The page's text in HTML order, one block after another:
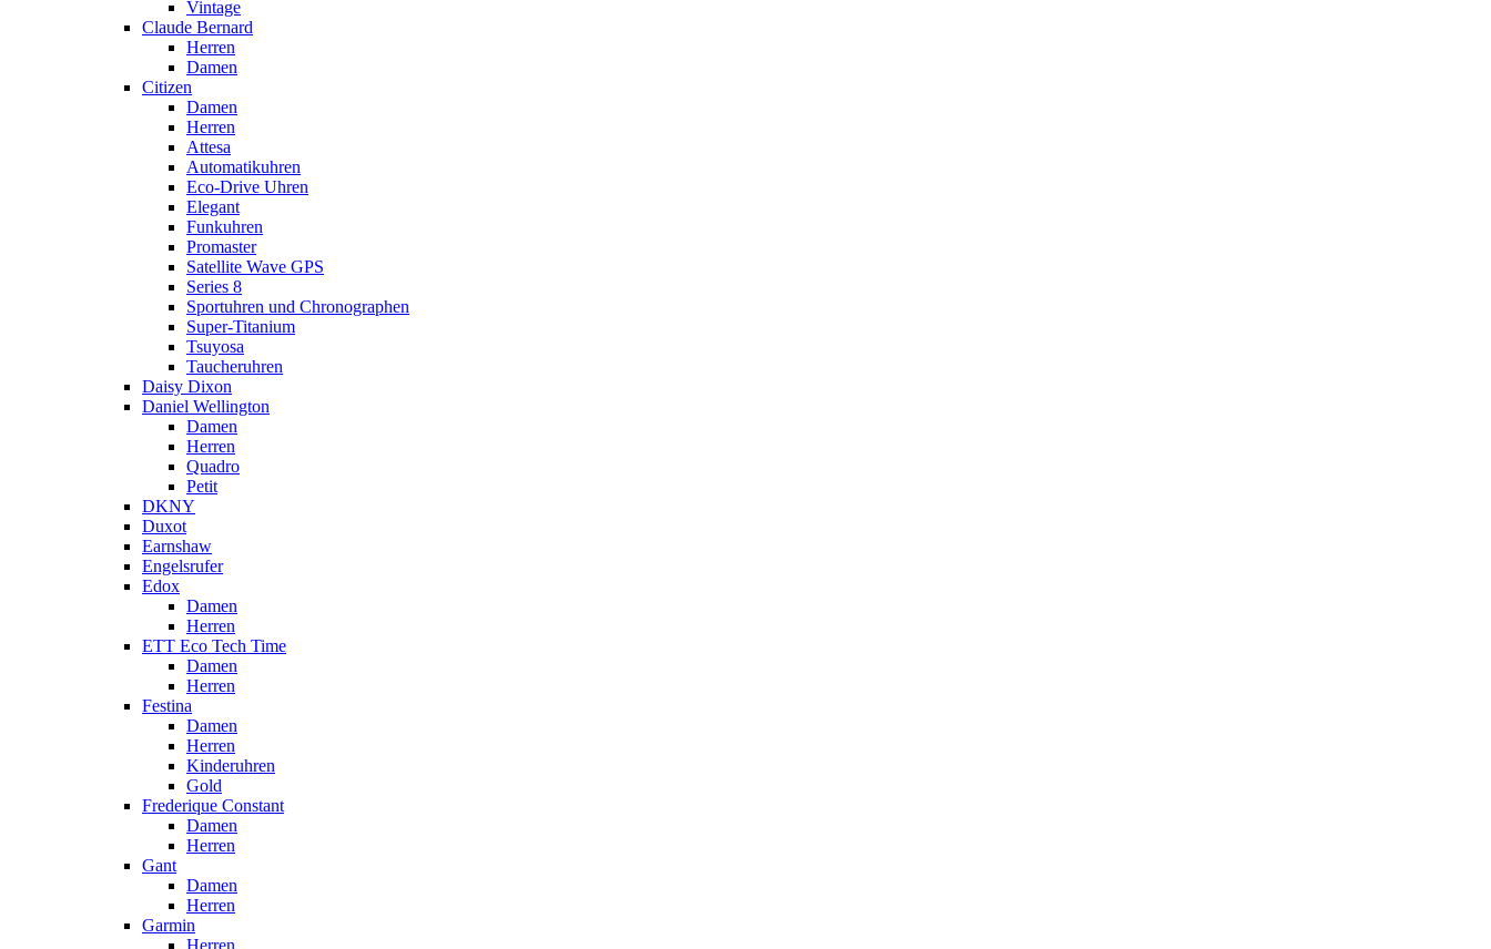
Vintage
Claude Bernard
Herren
Damen
Citizen
Damen
Herren
Attesa
Automatikuhren
Eco-Drive Uhren
Elegant
Funkuhren
Promaster
Satellite Wave GPS
Series 8
Sportuhren und Chronographen
Super-Titanium
Tsuyosa
Taucheruhren
Daisy Dixon
Daniel Wellington
Damen
Herren
Quadro
Petit
DKNY
Duxot
Earnshaw
Engelsrufer
Edox
Damen
Herren
ETT Eco Tech Time
Damen
Herren
Festina
Damen
Herren
Kinderuhren
Gold
Frederique Constant
Damen
Herren
Gant
Damen
Herren
Garmin
Herren